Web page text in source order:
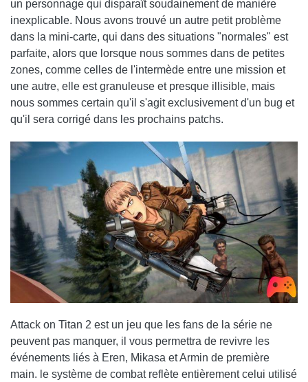
un personnage qui disparaît soudainement de manière
inexplicable. Nous avons trouvé un autre petit problème
dans la mini-carte, qui dans des situations "normales" est
parfaite, alors que lorsque nous sommes dans de petites
zones, comme celles de l'intermède entre une mission et
une autre, elle est granuleuse et presque illisible, mais
nous sommes certain qu'il s'agit exclusivement d'un bug et
qu'il sera corrigé dans les prochains patchs.
Attack on Titan 2 est un jeu que les fans de la série ne
peuvent pas manquer, il vous permettra de revivre les
événements liés à Eren, Mikasa et Armin de première
main. le système de combat reflète entièrement celui utilisé